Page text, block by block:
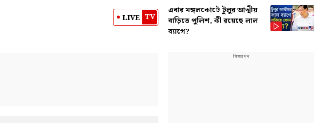
LIVE TV
এবার মঙ্গলকোটে টুলুর আত্মীয়
বাড়িতে পুলিশ, কী রয়েছে লাল
ব্যাগে?